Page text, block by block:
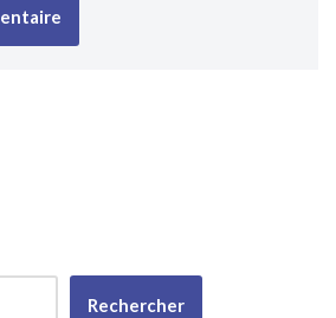
Rechercher